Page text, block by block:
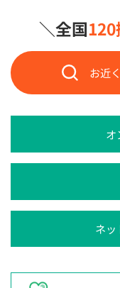
＼全国
お近
オ
ネッ